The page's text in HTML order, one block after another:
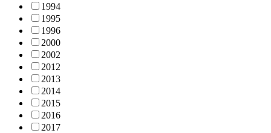
1994
1995
1996
2000
2002
2012
2013
2014
2015
2016
2017